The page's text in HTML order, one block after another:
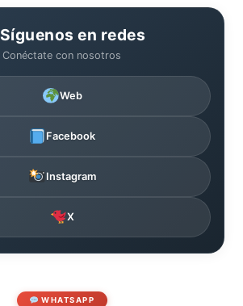
Síguenos en redes
Conéctate con nosotros
Web
Facebook
Instagram
X
WHATSAPP